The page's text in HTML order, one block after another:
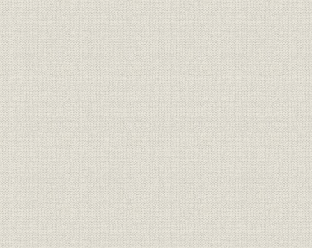
経営 家長方議書 明治一九
経営 家長方御見込書 明治一九
経営 同苗一致決心誓盟書 明治一九
規則 三井家定則 明治一九年
経営;規則 井上伯へ呈上同族并重役誓約書 明治二三
経営;規則
三井銀行総長・副長ト相談役ト
ノ規約
明治二十